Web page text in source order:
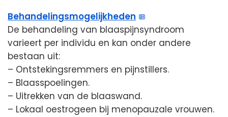
Behandelingsmogelijkheden
De behandeling van blaaspijnsyndroom
varieert per individu en kan onder andere
bestaan uit:
– Ontstekingsremmers en pijnstillers.
– Blaasspoelingen.
– Uitrekken van de blaaswand.
– Lokaal oestrogeen bij menopauzale vrouwen.